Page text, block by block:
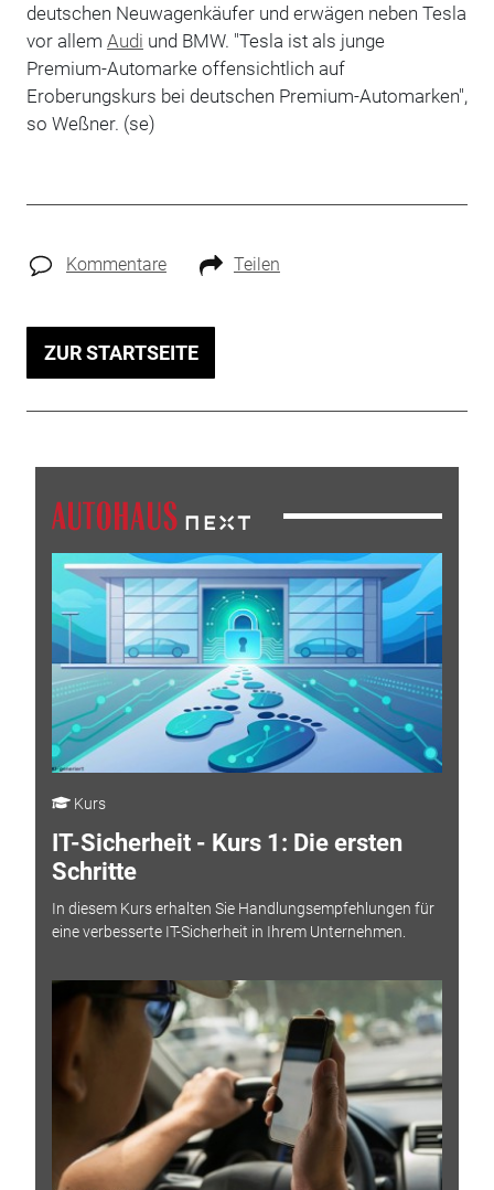
deutschen Neuwagenkäufer und erwägen neben Tesla
vor allem Audi und BMW. "Tesla ist als junge
Premium-Automarke offensichtlich auf
Eroberungskurs bei deutschen Premium-Automarken",
so Weßner. (se)
Kommentare Teilen
ZUR STARTSEITE
Kurs
IT-Sicherheit - Kurs 1: Die ersten
Schritte
In diesem Kurs erhalten Sie Handlungsempfehlungen für
eine verbesserte IT-Sicherheit in Ihrem Unternehmen.